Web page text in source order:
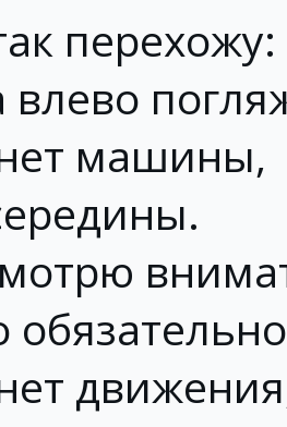
перехожу:
влево
машины,
обязательно